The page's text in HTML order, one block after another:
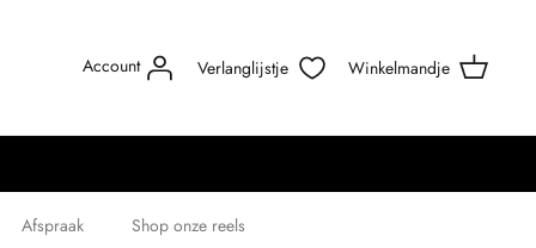
Account Verlanglijstje Winkelmandje
Afspraak Shop onze reels